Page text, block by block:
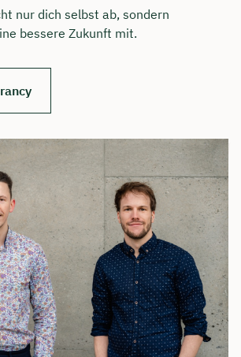
nur dich selbst ab, sondern
bessere Zukunft mit.
Montag bis Freitag von 8 bis
Ihren Wunschtermin:
unverbindlich
buchen